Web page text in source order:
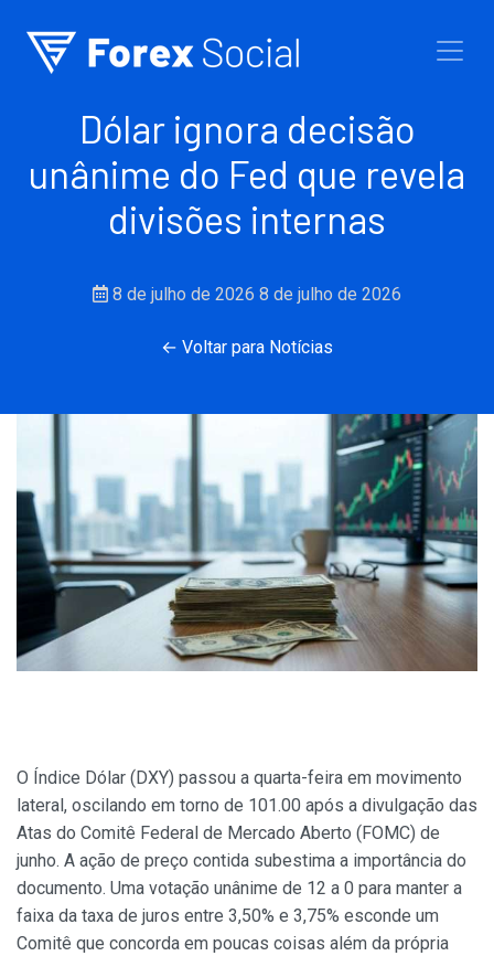
Dólar ignora decisão
unânime do Fed que revela
divisões internas
8 de julho de 2026 8 de julho de 2026
← Voltar para Notícias
O Índice Dólar (DXY) passou a quarta-feira em movimento
lateral, oscilando em torno de 101.00 após a divulgação das
Atas do Comitê Federal de Mercado Aberto (FOMC) de
junho. A ação de preço contida subestima a importância do
documento. Uma votação unânime de 12 a 0 para manter a
faixa da taxa de juros entre 3,50% e 3,75% esconde um
Comitê que concorda em poucas coisas além da própria